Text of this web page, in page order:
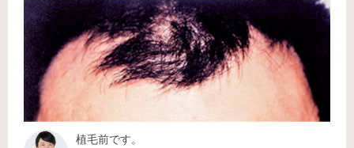
植毛前です。